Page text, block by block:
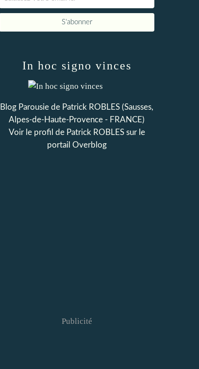
In hoc signo vinces
Blog Parousie de Patrick ROBLES (Sausses,
Alpes-de-Haute-Provence - FRANCE)
Voir le profil de Patrick ROBLESsur le
portail Overblog
Publicité